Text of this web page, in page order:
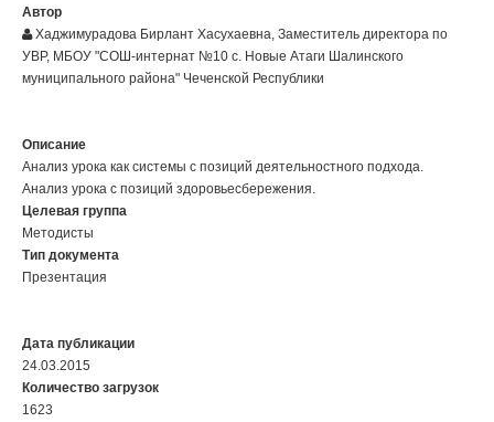
Автор
Хаджимурадова Бирлант Хасухаевна, Заместитель директора по
УВР, МБОУ "СОШ-интернат №10 с. Новые Атаги Шалинского
муниципального района" Чеченской Республики
Описание
Анализ урока как системы с позиций деятельностного подхода.
Анализ урока с позиций здоровьесбережения.
Целевая группа
Методисты
Тип документа
Презентация
Дата публикации
24.03.2015
Количество загрузок
1623